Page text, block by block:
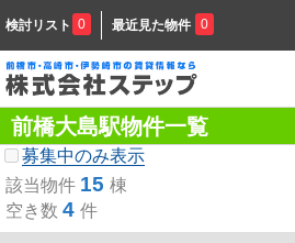
検討リスト 0 最近見た物件 0
前橋大島駅物件一覧
募集中のみ表示
該当物件 15 棟
空き数 4 件